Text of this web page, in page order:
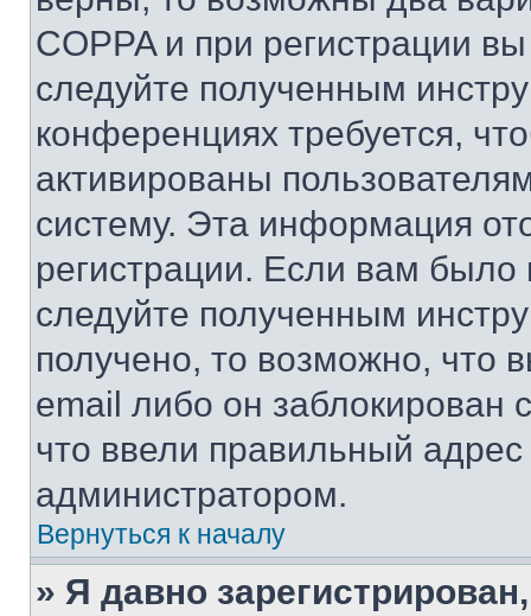
COPPA и при регистрации
следуйте полученным
конференциях требуется,
активированы
систему. Эта информация
регистрации. Если вам
следуйте полученным
получено, то возможно, что
email либо он
что ввели правильный адрес
администратором.
Вернуться к началу
» Я давно